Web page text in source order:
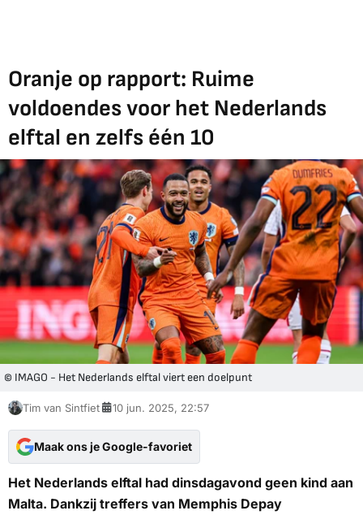
Oranje op rapport: Ruime
voldoendes voor het Nederlands
elftal en zelfs één 10
© IMAGO - Het Nederlands elftal viert een doelpunt
Tim van Sintfiet 10 jun. 2025, 22:57
Maak ons je Google-favoriet
Het Nederlands elftal had dinsdagavond geen kind aan
Malta. Dankzij treffers van Memphis Depay